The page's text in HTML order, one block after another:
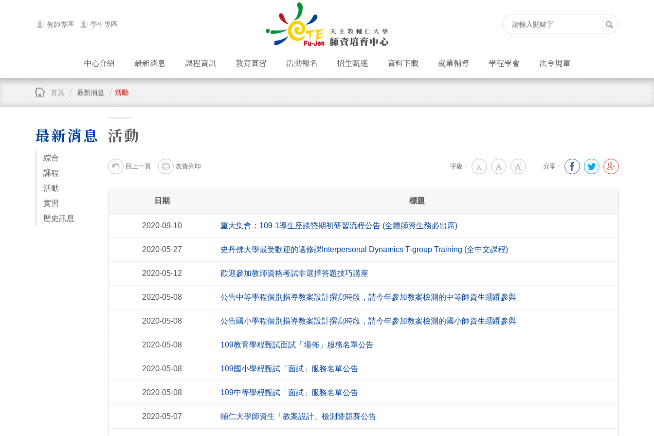
教師專區 學生專區
中心介紹 最新消息 課程資訊 教育實習 活動報名 招生甄選 資料下載 就業輔導 學程學會 法令規章
首頁 最新消息 活動
最新消息
綜合
課程
活動
實習
歷史訊息
活動
回上一頁 友善列印 字級： 分享：
日期 標題
2020-09-10 重大集會：109-1導生座談暨期初研習流程公告 (全體師資生務必出席)
2020-05-27 史丹佛大學最受歡迎的選修課Interpersonal Dynamics T-group Training (全中文課程)
2020-05-12 歡迎參加教師資格考試非選擇答題技巧講座
2020-05-08 公告中等學程個別指導教案設計撰寫時段，請今年參加教案檢測的中等師資生踴躍參與
2020-05-08 公告國小學程個別指導教案設計撰寫時段，請今年參加教案檢測的國小師資生踴躍參與
2020-05-08 109教育學程甄試面試「場佈」服務名單公告
2020-05-08 109國小學程甄試「面試」服務名單公告
2020-05-08 109中等學程甄試「面試」服務名單公告
2020-05-07 輔仁大學師資生「教案設計」檢測暨競賽公告